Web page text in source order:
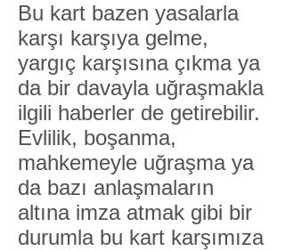
Bu kart bazen yasalarla
karşı karşıya gelme,
yargıç karşısına çıkma ya
da bir davayla uğraşmakla
ilgili haberler de getirebilir.
Evlilik, boşanma,
mahkemeyle uğraşma ya
da bazı anlaşmaların
altına imza atmak gibi bir
durumla bu kart karşımıza